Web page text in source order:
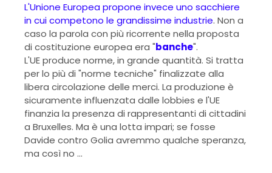
L'Unione Europea propone invece uno sacchiere
in cui competono le grandissime industrie. Non a
caso la parola con più ricorrente nella proposta
di costituzione europea era "banche".
L'UE produce norme, in grande quantità. Si tratta
per lo più di "norme tecniche" finalizzate alla
libera circolazione delle merci. La produzione è
sicuramente influenzata dalle lobbies e l'UE
finanzia la presenza di rappresentanti di cittadini
a Bruxelles. Ma è una lotta impari; se fosse
Davide contro Golia avremmo qualche speranza,
ma così no ...